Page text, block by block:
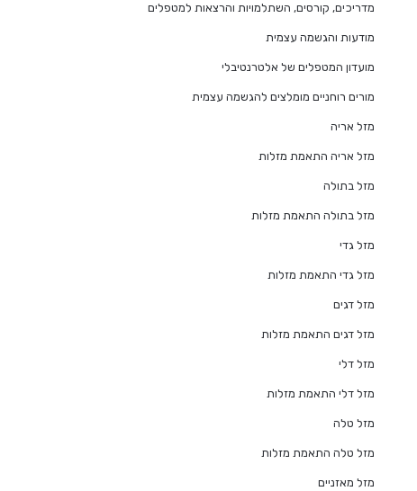
מדריכים, קורסים, השתלמויות והרצאות למטפלים
מודעות והגשמה עצמית
מועדון המטפלים של אלטרנטיבלי
מורים רוחניים מומלצים להגשמה עצמית
מזל אריה
מזל אריה התאמת מזלות
מזל בתולה
מזל בתולה התאמת מזלות
מזל גדי
מזל גדי התאמת מזלות
מזל דגים
מזל דגים התאמת מזלות
מזל דלי
מזל דלי התאמת מזלות
מזל טלה
מזל טלה התאמת מזלות
מזל מאזניים